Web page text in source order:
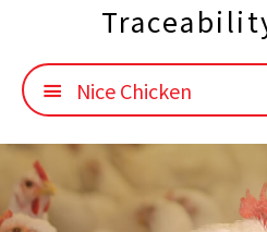
Nice Chicken